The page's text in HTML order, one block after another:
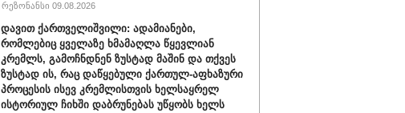
რეზონანსი 09.08.2026
დავით ქართველიშვილი: ადამიანები,
რომლებიც ყველაზე ხმამაღლა წყევლიან
კრემლს, გამოჩნდნენ ზუსტად მაშინ და თქვეს
ზუსტად ის, რაც დაწყებული ქართულ-აფხაზური
პროცესის ისევ კრემლისთვის ხელსაყრელ
ისტორიულ ჩიხში დაბრუნებას უწყობს ხელს